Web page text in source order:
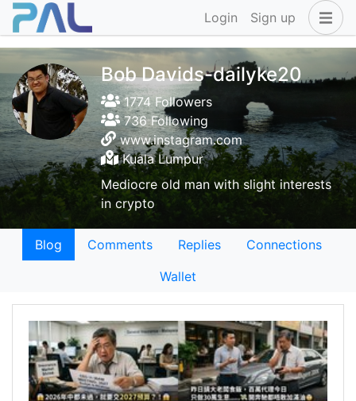
Login Sign up
Bob Davids-dailyke20
1774 Followers
736 Following
www.instagram.com
Kuala Lumpur
Mediocre old man with slight interests
in crypto
Blog Comments Replies
Connections
Wallet